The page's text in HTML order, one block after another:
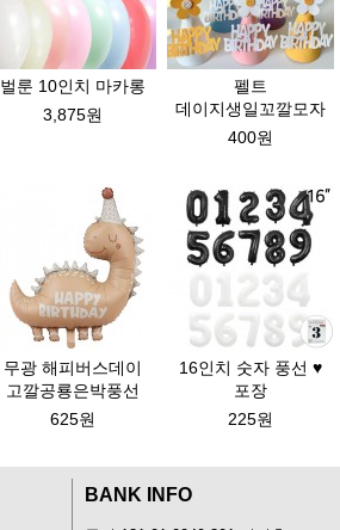
벌룬 10인치 마카롱
3,875원
펠트
데이지생일꼬깔모자
400원
무광 해피버스데이
고깔공룡은박풍선
625원
16인치 숫자 풍선 ♥
포장
225원
BANK INFO